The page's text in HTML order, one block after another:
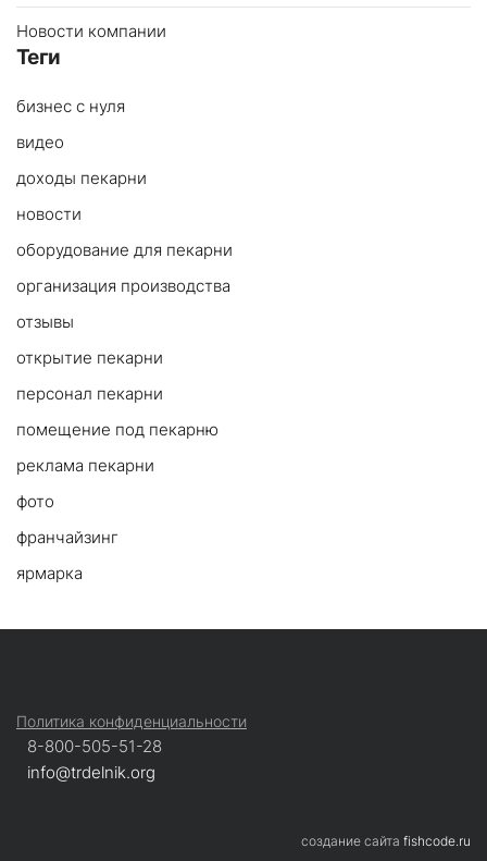
Новости компании
Теги
бизнес с нуля
видео
доходы пекарни
новости
оборудование для пекарни
организация производства
отзывы
открытие пекарни
персонал пекарни
помещение под пекарню
реклама пекарни
фото
франчайзинг
ярмарка
Политика конфиденциальности
8-800-505-51-28
info@trdelnik.org
cоздание сайта fishcode.ru
информация о франшизе, оставьте вашу